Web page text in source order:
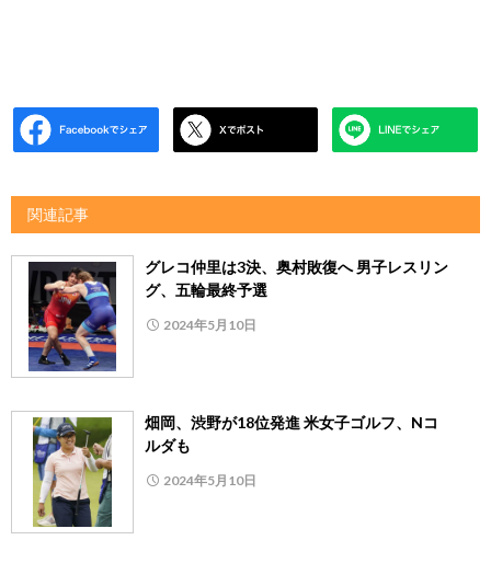
関連記事
グレコ仲里は3決、奥村敗復へ 男子レスリン
グ、五輪最終予選
2024年5月10日
畑岡、渋野が18位発進 米女子ゴルフ、Nコ
ルダも
2024年5月10日